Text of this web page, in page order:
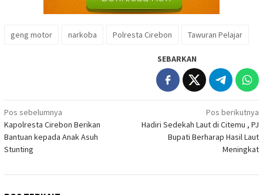
geng motor narkoba Polresta Cirebon Tawuran Pelajar
SEBARKAN
Navigasi
pos
Pos sebelumnya
Kapolresta Cirebon Berikan
Bantuan kepada Anak Asuh
Stunting
Pos berikutnya
Hadiri Sedekah Laut di Citemu , PJ
Bupati Berharap Hasil Laut
Meningkat